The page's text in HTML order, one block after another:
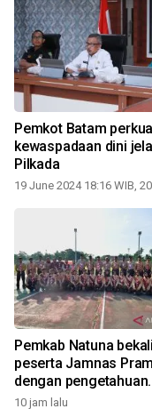
Pemkot Batam
kewaspadaan dini
Pilkada
19 June 2024 18:16 WIB,
Pemkab Natuna bekali
peserta Jamnas
dengan pengetahuan
geopark
10 jam lalu